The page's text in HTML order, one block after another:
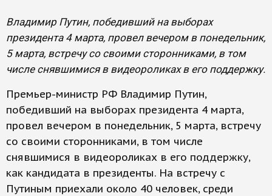
Владимир Путин, победивший на выборах
президента 4 марта, провел вечером в понедельник,
5 марта, встречу со своими сторонниками, в том
числе снявшимися в видеороликах в его поддержку.
Премьер-министр РФ Владимир Путин,
победивший на выборах президента 4 марта,
провел вечером в понедельник, 5 марта, встречу
со своими сторонниками, в том числе
снявшимися в видеороликах в его поддержку,
как кандидата в президенты. На встречу с
Путиным приехали около 40 человек, среди